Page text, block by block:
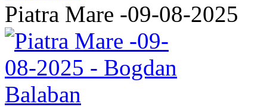
Piatra Mare -09-08-2025